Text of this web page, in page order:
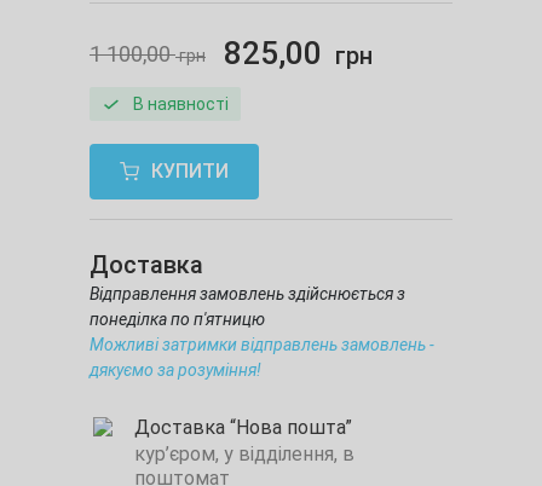
1 100,00грн 825,00 грн
В наявності
КУПИТИ
Доставка
Відправлення замовлень здійснюється з
понеділка по п'ятницю
Можливі затримки відправлень замовлень -
дякуємо за розуміння!
Доставка “Нова пошта”
кур’єром, у відділення, в
поштомат